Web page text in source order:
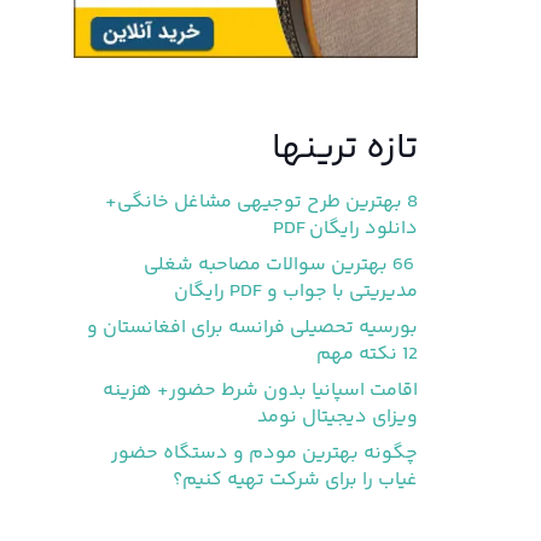
تازه ترینها
8 بهترین طرح توجیهی مشاغل خانگی+
دانلود رایگان PDF
66 بهترین سوالات مصاحبه شغلی
مدیریتی با جواب و PDF رایگان
بورسیه تحصیلی فرانسه برای افغانستان و
12 نکته مهم
اقامت اسپانیا بدون شرط حضور+ هزینه
ویزای دیجیتال نومد
چگونه بهترین مودم و دستگاه حضور
غیاب را برای شرکت تهیه کنیم؟